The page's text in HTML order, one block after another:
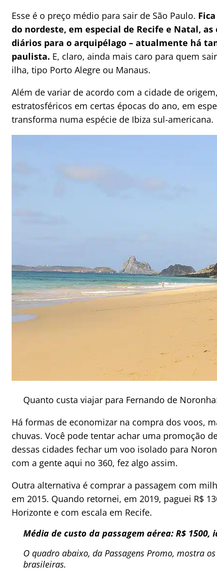
Esse é o preço médio para sair de São Paulo.
do nordeste, em especial de Recife e Natal, as
diários para o arquipélago – atualmente há
paulista. E, claro, ainda mais caro para quem
ilha, tipo Porto Alegre ou Manaus.
Além de variar de acordo com a cidade de
estratosféricos em certas épocas do ano, em
transforma numa espécie de Ibiza sul-americana.
Quanto custa viajar para Fernando de
Há formas de economizar na compra dos voos,
chuvas. Você pode tentar achar uma promoção
dessas cidades fechar um voo isolado para
com a gente aqui no 360, fez algo assim.
Outra alternativa é comprar a passagem com
em 2015. Quando retornei, em 2019, paguei R$
Horizonte e com escala em Recife.
Média de custo da passagem aérea: R$ 1500,
O quadro abaixo, da Passagens Promo, mostra
brasileiras.